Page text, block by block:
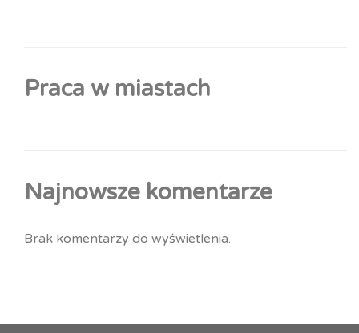
Praca w miastach
Najnowsze komentarze
Brak komentarzy do wyświetlenia.